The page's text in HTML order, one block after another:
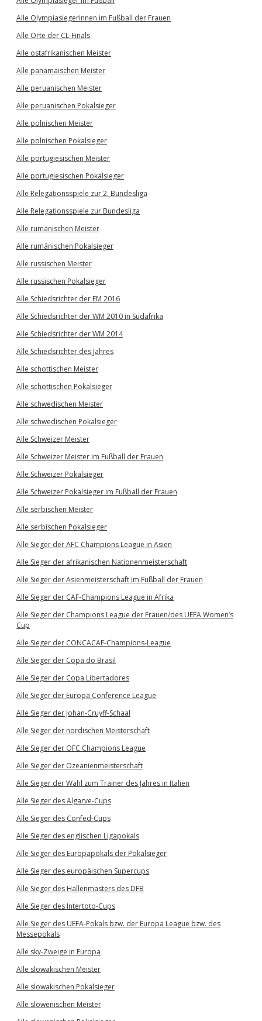
Alle Olympiasiegerinnen im Fußball der Frauen
Alle Orte der CL-Finals
Alle ostafrikanischen Meister
Alle panamaischen Meister
Alle peruanischen Meister
Alle peruanischen Pokalsieger
Alle polnischen Meister
Alle polnischen Pokalsieger
Alle portugiesischen Meister
Alle portugiesischen Pokalsieger
Alle Relegationsspiele zur 2. Bundesliga
Alle Relegationsspiele zur Bundesliga
Alle rumänischen Meister
Alle rumänischen Pokalsieger
Alle russischen Meister
Alle russischen Pokalsieger
Alle Schiedsrichter der EM 2016
Alle Schiedsrichter der WM 2010 in Südafrika
Alle Schiedsrichter der WM 2014
Alle Schiedsrichter des Jahres
Alle schottischen Meister
Alle schottischen Pokalsieger
Alle schwedischen Meister
Alle schwedischen Pokalsieger
Alle Schweizer Meister
Alle Schweizer Meister im Fußball der Frauen
Alle Schweizer Pokalsieger
Alle Schweizer Pokalsieger im Fußball der Frauen
Alle serbischen Meister
Alle serbischen Pokalsieger
Alle Sieger der AFC Champions League in Asien
Alle Sieger der afrikanischen Nationenmeisterschaft
Alle Sieger der Asienmeisterschaft im Fußball der Frauen
Alle Sieger der CAF-Champions League in Afrika
Alle Sieger der Champions League der Frauen/des UEFA Women’s
Cup
Alle Sieger der CONCACAF-Champions-League
Alle Sieger der Copa do Brasil
Alle Sieger der Copa Libertadores
Alle Sieger der Europa Conference League
Alle Sieger der Johan-Cruyff-Schaal
Alle Sieger der nordischen Meisterschaft
Alle Sieger der OFC Champions League
Alle Sieger der Ozeanienmeisterschaft
Alle Sieger der Wahl zum Trainer des Jahres in Italien
Alle Sieger des Algarve-Cups
Alle Sieger des Confed-Cups
Alle Sieger des englischen Ligapokals
Alle Sieger des Europapokals der Pokalsieger
Alle Sieger des europäischen Supercups
Alle Sieger des Hallenmasters des DFB
Alle Sieger des Intertoto-Cups
Alle Sieger des UEFA-Pokals bzw. der Europa League bzw. des
Messepokals
Alle sky-Zweige in Europa
Alle slowakischen Meister
Alle slowakischen Pokalsieger
Alle slowenischen Meister